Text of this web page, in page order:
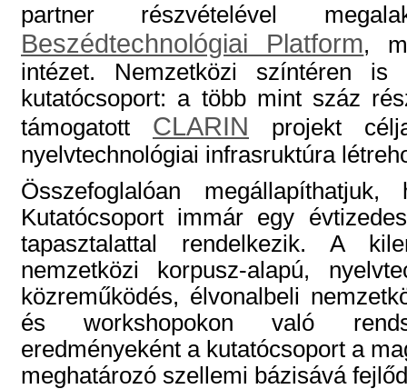
partner részvételével
Beszédtechnológiai Platform,
intézet. Nemzetközi színtéren
kutatócsoport: a több mint száz
támogatott CLARIN projekt
nyelvtechnológiai infrasruktúra
Összefoglalóan
Kutatócsoport immár egy
tapasztalattal rendelkezik. A
nemzetközi korpusz-alapú,
közreműködés, élvonalbeli
és workshopokon való
eredményeként a kutatócsoport a
meghatározó szellemi bázisává